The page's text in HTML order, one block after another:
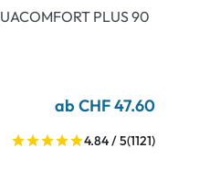
PLUS 90
ab CHF 47.60
4.84 / 5(1121)